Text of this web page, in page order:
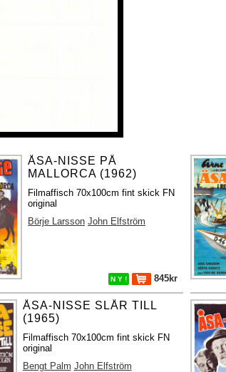
ÅSA-NISSE PÅ
MALLORCA (1962)
Filmaffisch 70x100cm fint skick FN
original
Börje Larsson John Elfström
N Y ! 845kr
ÅSA-NISSE SLÅR TILL
(1965)
Filmaffisch 70x100cm fint skick FN
original
Bengt Palm John Elfström